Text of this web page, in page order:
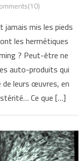
jamais mis les pieds
les hermétiques
? Peut-être ne
auto-produits qui
de leurs œuvres, en
Ce que […]